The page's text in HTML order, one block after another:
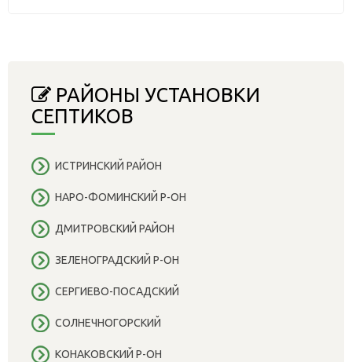
РАЙОНЫ УСТАНОВКИ
СЕПТИКОВ
ИСТРИНСКИЙ РАЙОН
НАРО-ФОМИНСКИЙ Р-ОН
ДМИТРОВСКИЙ РАЙОН
ЗЕЛЕНОГРАДСКИЙ Р-ОН
СЕРГИЕВО-ПОСАДСКИЙ
СОЛНЕЧНОГОРСКИЙ
КОНАКОВСКИЙ Р-ОН